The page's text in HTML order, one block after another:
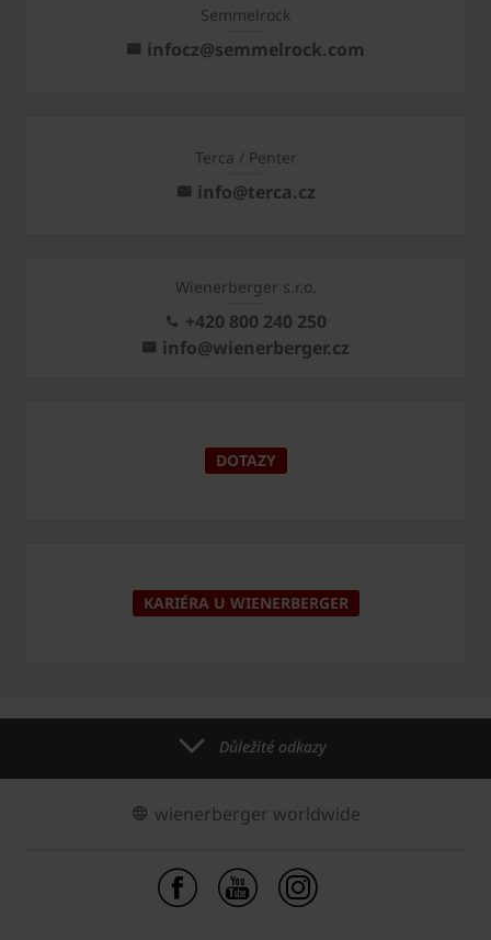
Semmelrock
infocz@semmelrock.com
Terca / Penter
info@terca.cz
Wienerberger s.r.o.
+420 800 240 250
info@wienerberger.cz
DOTAZY
KARIÉRA U WIENERBERGER
Důležité odkazy
wienerberger worldwide